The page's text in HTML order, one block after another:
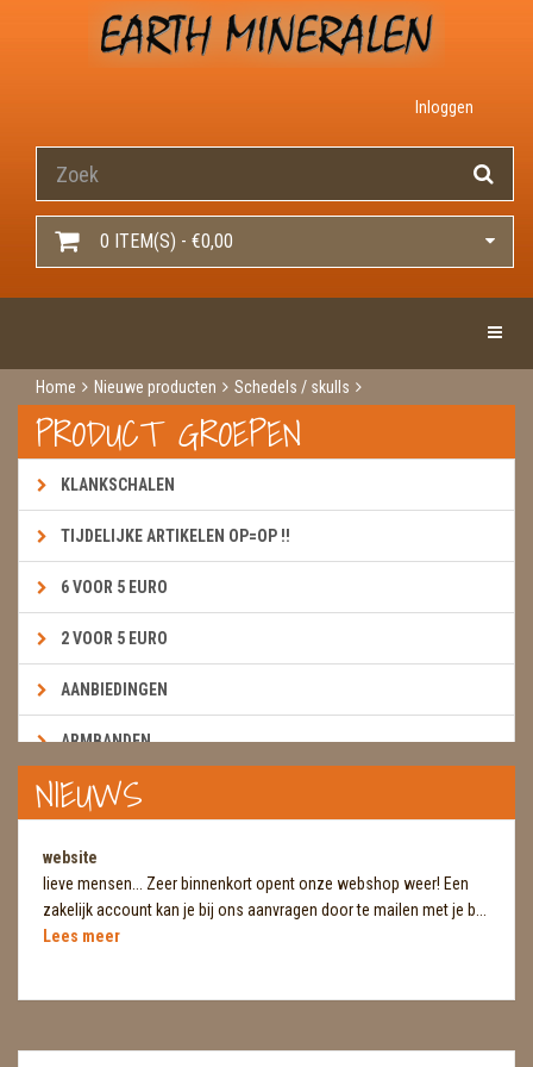
Inloggen
0 ITEM(S) - €0,00
Home Nieuwe producten
Schedels / skulls
Schedels / skulls
Schedel mosagaat
PRODUCT GROEPEN
KLANKSCHALEN
TIJDELIJKE ARTIKELEN OP=OP !!
6 VOOR 5 EURO
2 VOOR 5 EURO
AANBIEDINGEN
ARMBANDEN
BOEKEN & KAARTEN E.A.R.T.H.
BROEKZAKSTENEN
CADEAUBONNEN
DIERTJES
DIVERSE
NIEUWS
website
lieve mensen... Zeer binnenkort opent onze webshop weer! Een
zakelijk account kan je bij ons aanvragen door te mailen met je b...
Lees meer